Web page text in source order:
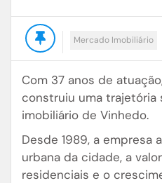
Mercado Imobiliário
Com 37 anos de
construiu uma trajetória
imobiliário de Vinhedo.
Desde 1989, a empresa
urbana da cidade, a
residenciais e o